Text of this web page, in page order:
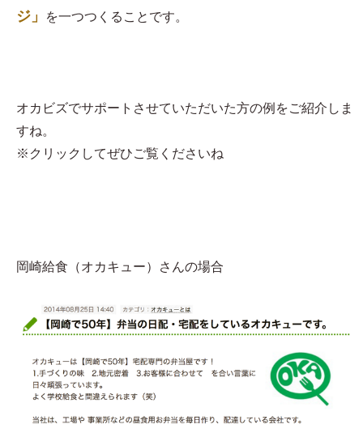
ジ」
を一つつくることです。
オカビズでサポートさせていただいた方の例をご紹介しま
すね。
※クリックしてぜひご覧くださいね
岡崎給食（オカキュー）さんの場合